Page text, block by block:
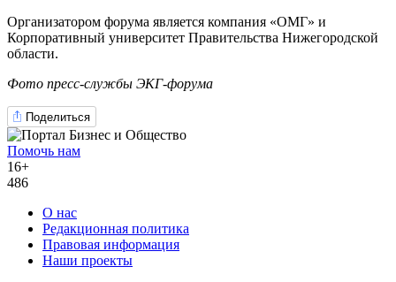
Организатором форума является компания «ОМГ» и
Корпоративный университет Правительства Нижегородской
области.
Фото пресс-службы ЭКГ-форума
Поделиться
Помочь нам
16+
486
О нас
Редакционная политика
Правовая информация
Наши проекты